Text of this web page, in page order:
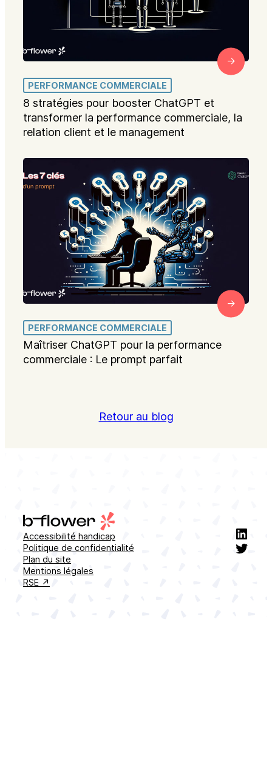
PERFORMANCE COMMERCIALE
8 stratégies pour booster ChatGPT et
transformer la performance commerciale, la
relation client et le management
PERFORMANCE COMMERCIALE
Maîtriser ChatGPT pour la performance
commerciale : Le prompt parfait
Retour au blog
Accessibilité handicap
Politique de confidentialité
Plan du site
Mentions légales
RSE